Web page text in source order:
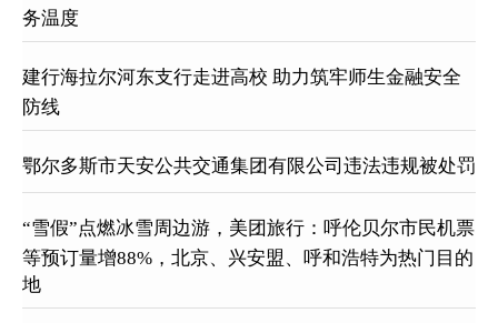
务温度
建行海拉尔河东支行走进高校 助力筑牢师生金融安全
防线
鄂尔多斯市天安公共交通集团有限公司违法违规被处罚
“雪假”点燃冰雪周边游，美团旅行：呼伦贝尔市民机票
等预订量增88%，北京、兴安盟、呼和浩特为热门目的
地